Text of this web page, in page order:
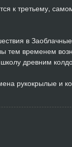
к третьему,
в
тем временем
древним
рукокрылые и